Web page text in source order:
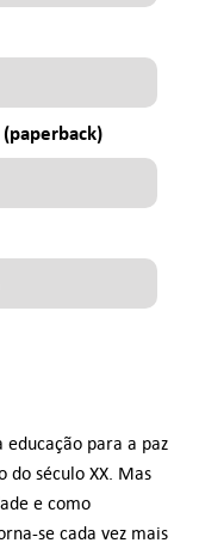
para a paz
do século XX. Mas
e como
se cada vez mais